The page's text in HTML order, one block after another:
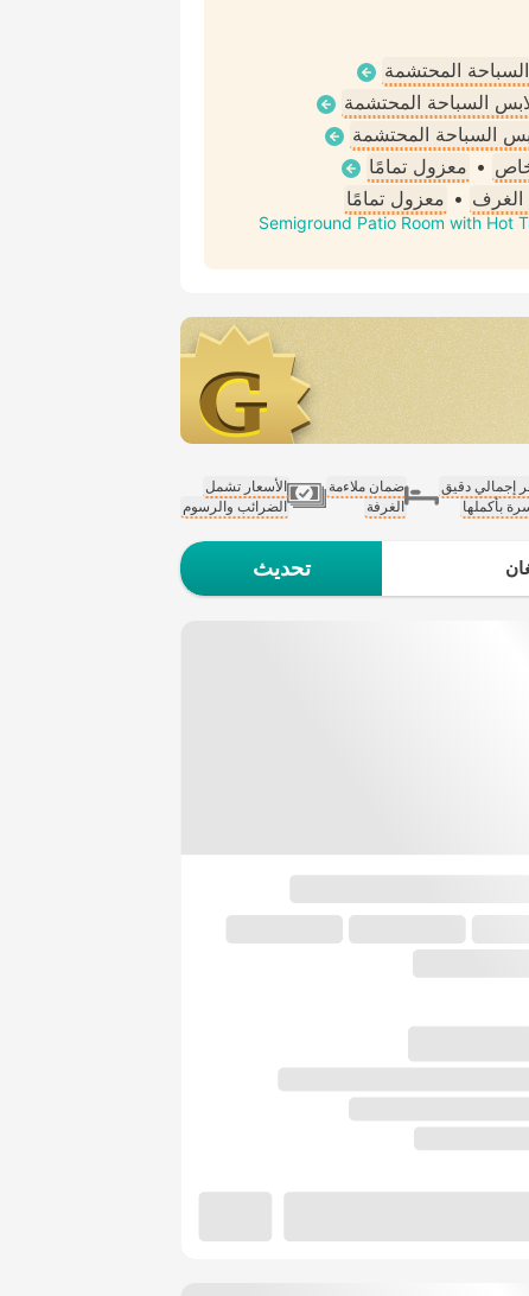
المحتشمة
السباحة المحتشمة
السباحة المحتشمة
• معزول تمامًا
• معزول تمامًا
Semiground Patio Room with Hot
إجمالي دقيق
بأكملها
ضمان ملاءمة
الغرفة
الأسعار تشمل
الضرائب والرسوم
تحديث